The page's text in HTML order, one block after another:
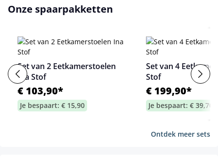
Onze spaarpakketten
Set van 2 Eetkamerstoelen
Ina Stof
€ 103,90*
Je bespaart: € 15,90
Set van 4
Stof
€ 199,90*
Je bespaart: € 39,70
Ontdek meer sets